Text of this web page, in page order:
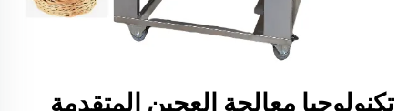
تكنولوجيا معالجة العجين المتقدمة